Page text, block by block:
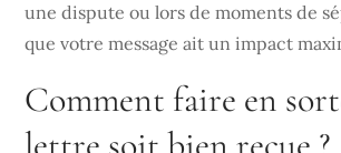
une dispute ou lors de moments de
que votre message ait un impact
Comment faire en